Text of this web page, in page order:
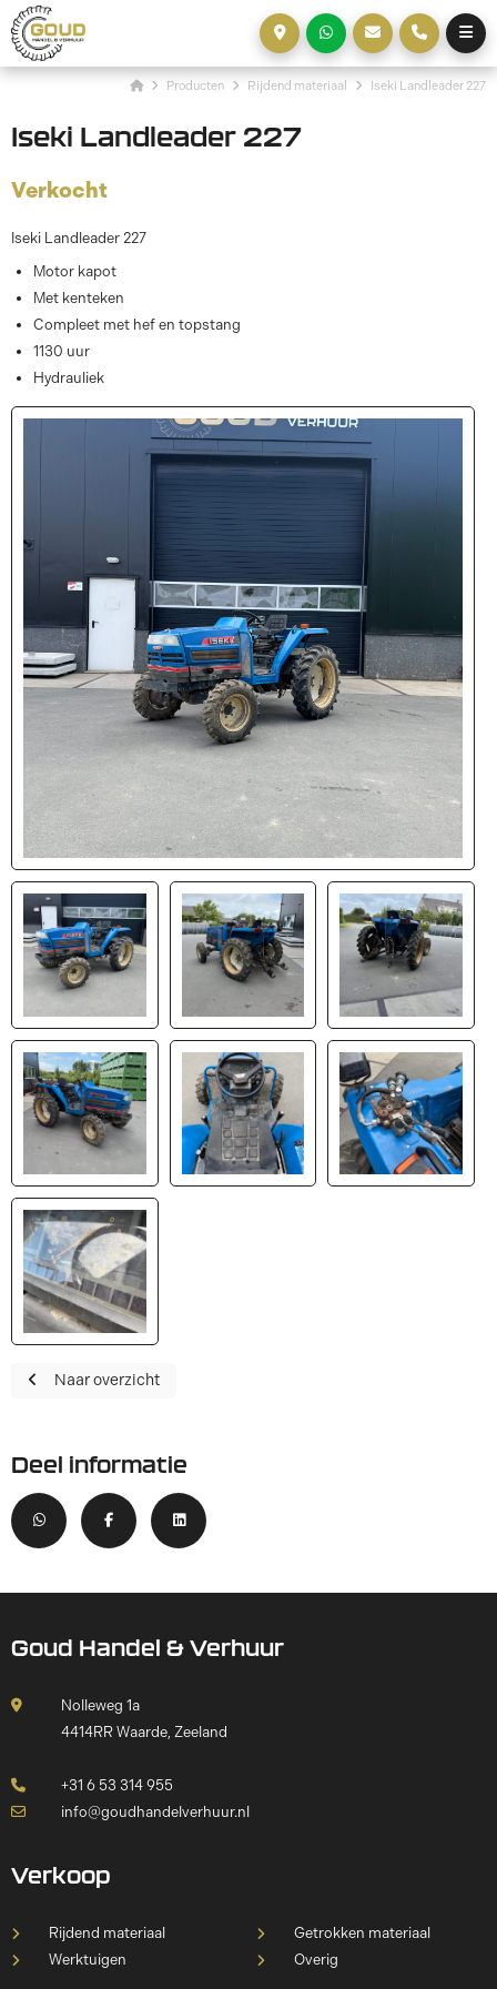
Producten Rijdend materiaal Iseki Landleader 227
Iseki Landleader 227
Verkocht
Iseki Landleader 227
Motor kapot
Met kenteken
Compleet met hef en topstang
1130 uur
Hydrauliek
Naar overzicht
Deel informatie
Goud Handel & Verhuur
Nolleweg 1a
4414RR Waarde, Zeeland
+31 6 53 314 955
info@goudhandelverhuur.nl
Verkoop
Rijdend materiaal
Werktuigen
Getrokken materiaal
Overig